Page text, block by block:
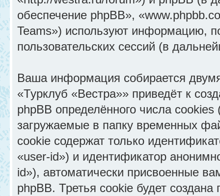
обеспечение phpBB»,
Teams») используют информацию,
пользовательских сессий (в
Ваша информация собирается
«Турклуб «Вестра»» приведёт к
phpBB определённого числа
загружаемые в папку временных
cookie содержат только
«user-id») и идентификатор
id»), автоматически присвоенные
phpBB. Третья cookie будет